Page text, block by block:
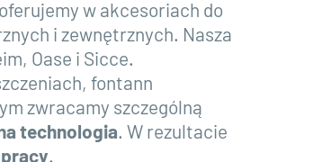
w akcesoriach do
i zewnętrznych. Nasza
Oase i Sicce.
fontann
zwracamy szczególną
technologia. W rezultacie
.